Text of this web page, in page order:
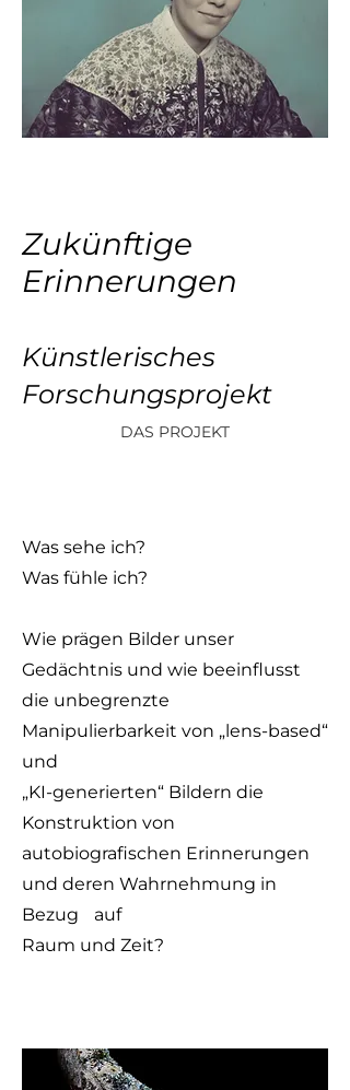
Zukünftige
Erinnerungen
Künstlerisches
Forschungsprojekt
DAS PROJEKT
Was sehe ich?
Was fühle ich?
Wie prägen Bilder unser
Gedächtnis und wie beeinflusst
die unbegrenzte
Manipulierbarkeit von „lens-based“
und
„KI-generierten“ Bildern die
Konstruktion von
autobiografischen Erinnerungen
und deren Wahrnehmung in
Bezug auf
Raum und Zeit?